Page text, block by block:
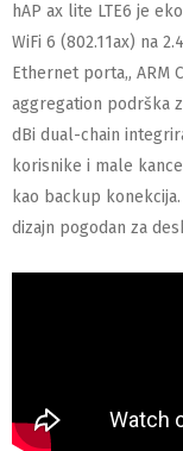
hAP ax lite LTE6 je
WiFi 6 (802.11ax) na
Ethernet porta„ ARM
aggregation podrška
dBi dual-chain
korisnike i male
kao backup
dizajn pogodan za